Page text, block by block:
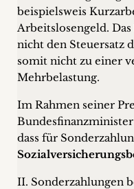
beispielsweis
Arbeitslosengeld.
nicht den Steuersatz
somit nicht zu einer
Mehrbelastung.
Im Rahmen seiner
dass für
II. Sonderzahlungen